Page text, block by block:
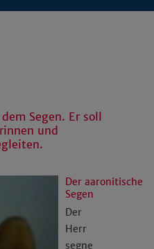
Segen. Er soll
und
Der aaronitische
Segen
Der
Herr
segne